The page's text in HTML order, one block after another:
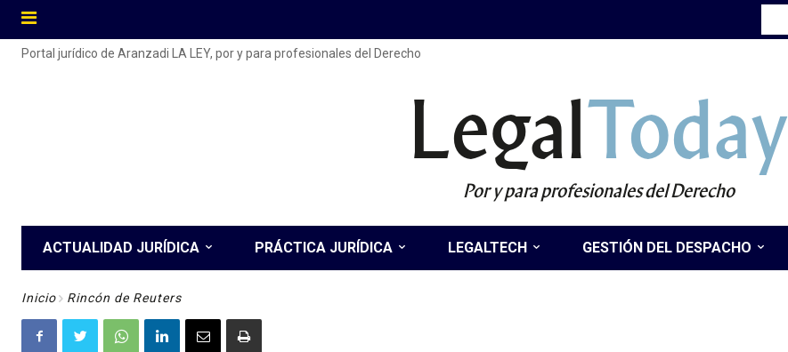
Portal jurídico de Aranzadi LA LEY, por y para profesionales del Derecho
LegalToday
Por y para profesionales del Derecho
ACTUALIDAD JURÍDICA PRÁCTICA JURÍDICA LEGALTECH GESTIÓN DEL DESPACHO
Inicio Rincón de Reuters